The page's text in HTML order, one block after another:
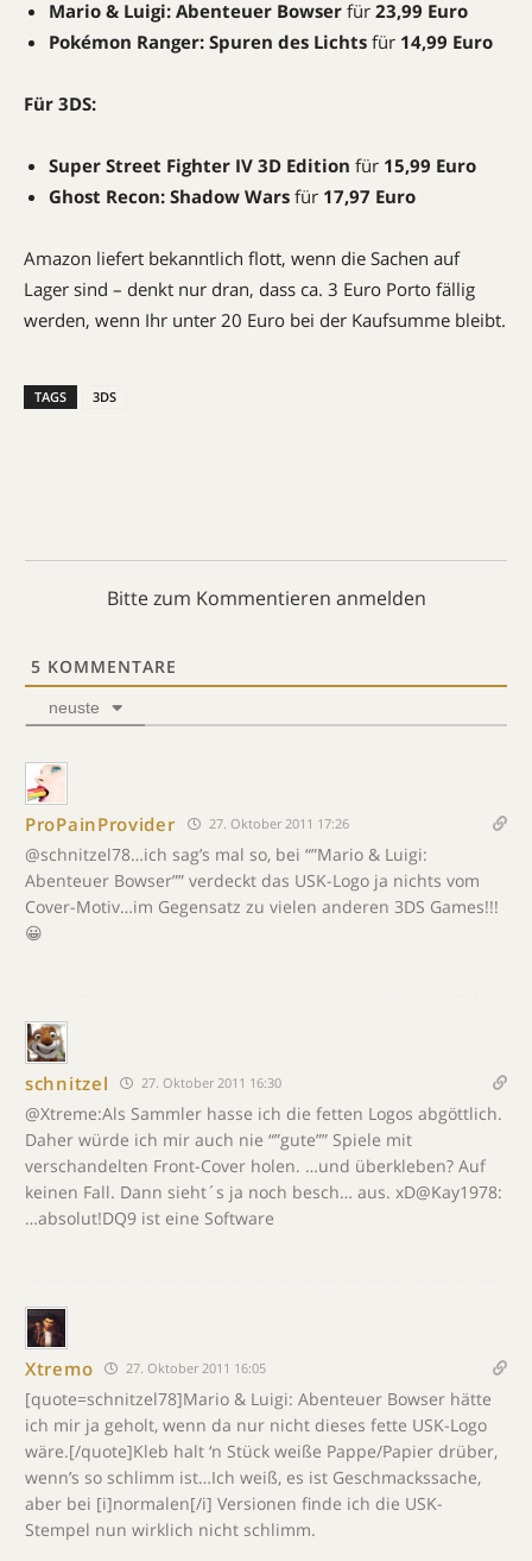
Mario & Luigi: Abenteuer Bowser für 23,99 Euro
Pokémon Ranger: Spuren des Lichts für 14,99 Euro
Für 3DS:
Super Street Fighter IV 3D Edition für 15,99 Euro
Ghost Recon: Shadow Wars für 17,97 Euro
Amazon liefert bekanntlich flott, wenn die Sachen auf
Lager sind – denkt nur dran, dass ca. 3 Euro Porto fällig
werden, wenn Ihr unter 20 Euro bei der Kaufsumme bleibt.
TAGS 3DS
Bitte zum Kommentieren anmelden
5 KOMMENTARE
neuste
ProPainProvider 27. Oktober 2011 17:26
@schnitzel78…ich sag’s mal so, bei “”Mario & Luigi:
Abenteuer Bowser”” verdeckt das USK-Logo ja nichts vom
Cover-Motiv…im Gegensatz zu vielen anderen 3DS Games!!!
😀
schnitzel 27. Oktober 2011 16:30
@Xtreme:Als Sammler hasse ich die fetten Logos abgöttlich.
Daher würde ich mir auch nie “”gute”” Spiele mit
verschandelten Front-Cover holen. …und überkleben? Auf
keinen Fall. Dann sieht´s ja noch besch… aus. xD@Kay1978:
…absolut!DQ9 ist eine Software
Xtremo 27. Oktober 2011 16:05
[quote=schnitzel78]Mario & Luigi: Abenteuer Bowser hätte
ich mir ja geholt, wenn da nur nicht dieses fette USK-Logo
wäre.[/quote]Kleb halt ‘n Stück weiße Pappe/Papier drüber,
wenn’s so schlimm ist…Ich weiß, es ist Geschmackssache,
aber bei [i]normalen[/i] Versionen finde ich die USK-
Stempel nun wirklich nicht schlimm.